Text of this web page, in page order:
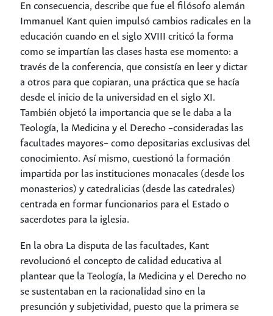
En consecuencia, describe que fue el filósofo alemán
Immanuel Kant quien impulsó cambios radicales en la
educación cuando en el siglo XVIII criticó la forma
como se impartían las clases hasta ese momento: a
través de la conferencia, que consistía en leer y dictar
a otros para que copiaran, una práctica que se hacía
desde el inicio de la universidad en el siglo XI.
También objetó la importancia que se le daba a la
Teología, la Medicina y el Derecho –consideradas las
facultades mayores– como depositarias exclusivas del
conocimiento. Así mismo, cuestionó la formación
impartida por las instituciones monacales (desde los
monasterios) y catedralicias (desde las catedrales)
centrada en formar funcionarios para el Estado o
sacerdotes para la iglesia.
En la obra La disputa de las facultades, Kant
revolucionó el concepto de calidad educativa al
plantear que la Teología, la Medicina y el Derecho no
se sustentaban en la racionalidad sino en la
presunción y subjetividad, puesto que la primera se